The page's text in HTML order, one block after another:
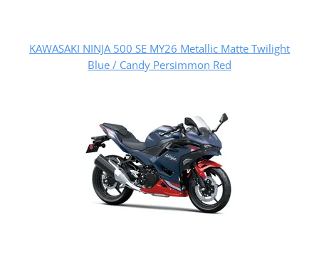
KAWASAKI NINJA 500 SE MY26 Metallic Matte Twilight
Blue / Candy Persimmon Red